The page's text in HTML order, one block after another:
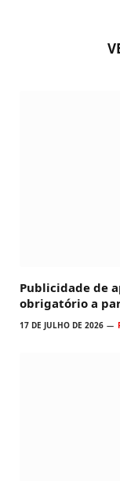
Publicidade de
obrigatório a
17 DE JULHO DE 2026